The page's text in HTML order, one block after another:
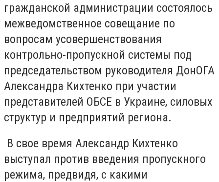
гражданской администрации состоялось
межведомственное совещание по
вопросам усовершенствования
контрольно-пропускной системы под
председательством руководителя ДонОГА
Александра Кихтенко при участии
представителей ОБСЕ в Украине, силовых
структур и предприятий региона.
В свое время Александр Кихтенко
выступал против введения пропускного
режима, предвидя, с какими